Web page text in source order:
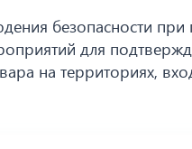
безопасности при
для
на территориях,